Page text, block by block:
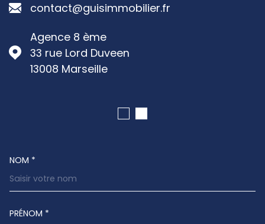
contact@guisimmobilier.fr
Agence 8 ème
33 rue Lord Duveen
13008
Marseille
TRAD_MELTEM_VOSCOORDONNEES
NOM *
PRÉNOM *